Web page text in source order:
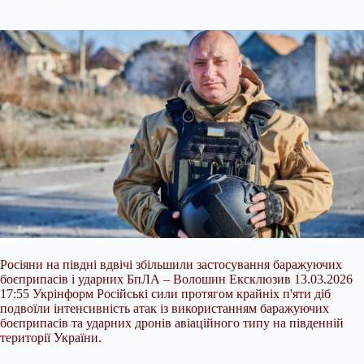
Росіяни на півдні вдвічі збільшили застосування баражуючих
боєприпасів і ударних БпЛА – Волошин Ексклюзив 13.03.2026
17:55 Укрінформ Російські сили протягом крайніх п'яти діб
подвоїли інтенсивність атак із використанням баражуючих
боєприпасів та ударних дронів авіаційного типу на південній
території України.